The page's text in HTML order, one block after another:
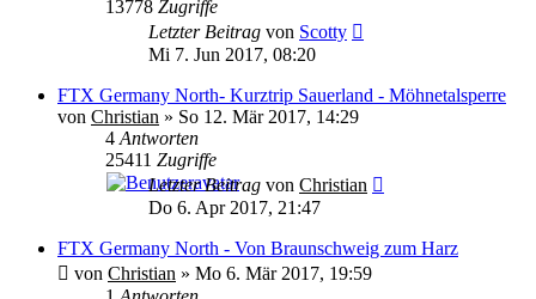
13778 Zugriffe
Letzter Beitrag von Scotty
Mi 7. Jun 2017, 08:20
FTX Germany North- Kurztrip Sauerland - Möhnetalsperre
von Christian » So 12. Mär 2017, 14:29
4 Antworten
25411 Zugriffe
Letzter Beitrag von Christian
Do 6. Apr 2017, 21:47
FTX Germany North - Von Braunschweig zum Harz
von Christian » Mo 6. Mär 2017, 19:59